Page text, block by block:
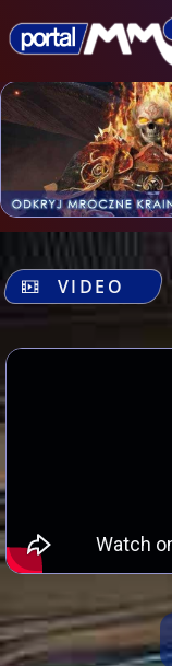
VIDEO